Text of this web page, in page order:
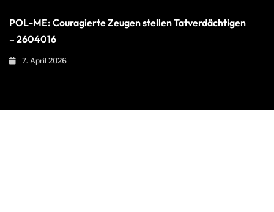
POL-ME: Couragierte Zeugen stellen Tatverdächtigen
– 2604016
7. April 2026